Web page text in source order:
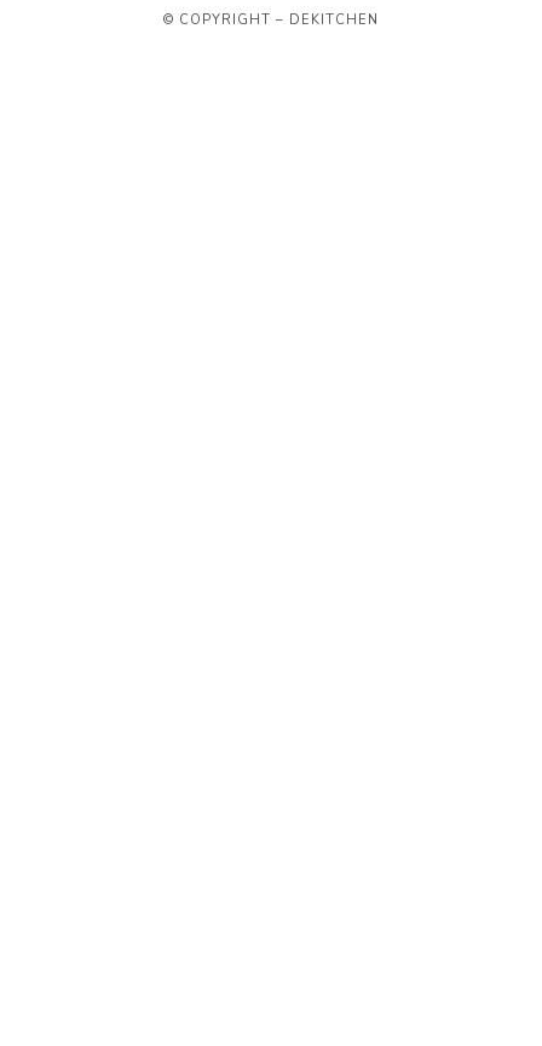
© COPYRIGHT – DEKITCHEN